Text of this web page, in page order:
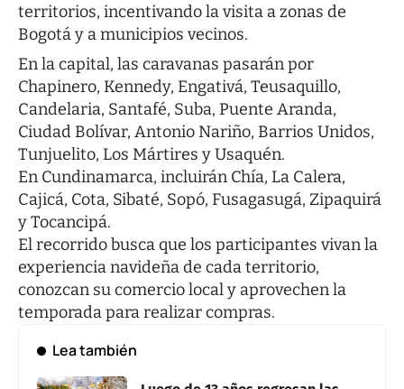
territorios, incentivando la visita a zonas de
Bogotá y a municipios vecinos.
En la capital, las caravanas pasarán por
Chapinero, Kennedy, Engativá, Teusaquillo,
Candelaria, Santafé, Suba, Puente Aranda,
Ciudad Bolívar, Antonio Nariño, Barrios Unidos,
Tunjuelito, Los Mártires y Usaquén.
En Cundinamarca, incluirán Chía, La Calera,
Cajicá, Cota, Sibaté, Sopó, Fusagasugá, Zipaquirá
y Tocancipá.
El recorrido busca que los participantes vivan la
experiencia navideña de cada territorio,
conozcan su comercio local y aprovechen la
temporada para realizar compras.
Lea también